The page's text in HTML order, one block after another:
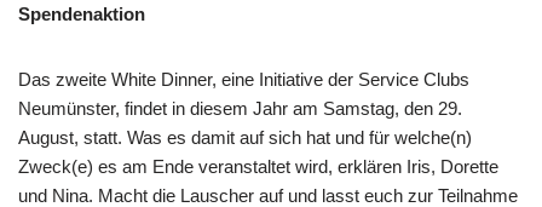
Spendenaktion
Das zweite White Dinner, eine Initiative der Service Clubs
Neumünster, findet in diesem Jahr am Samstag, den 29.
August, statt. Was es damit auf sich hat und für welche(n)
Zweck(e) es am Ende veranstaltet wird, erklären Iris, Dorette
und Nina. Macht die Lauscher auf und lasst euch zur Teilnahme